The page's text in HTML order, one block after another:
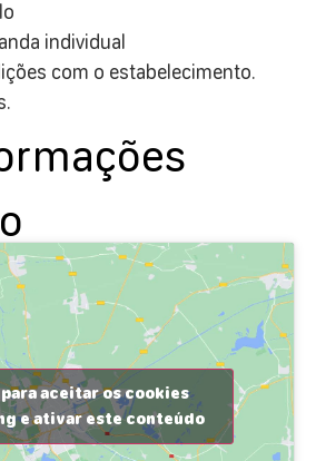
individual
com o estabelecimento.
aceitar os cookies
e ativar este conteúdo